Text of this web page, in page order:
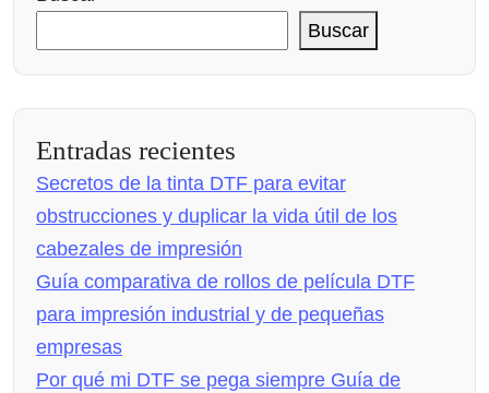
Buscar
Entradas recientes
Secretos de la tinta DTF para evitar
obstrucciones y duplicar la vida útil de los
cabezales de impresión
Guía comparativa de rollos de película DTF
para impresión industrial y de pequeñas
empresas
Por qué mi DTF se pega siempre Guía de